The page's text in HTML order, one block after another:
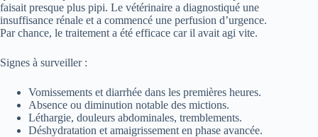
faisait presque plus pipi. Le vétérinaire a diagnostiqué une
insuffisance rénale et a commencé une perfusion d’urgence.
Par chance, le traitement a été efficace car il avait agi vite.
Signes à surveiller :
Vomissements et diarrhée dans les premières heures.
Absence ou diminution notable des mictions.
Léthargie, douleurs abdominales, tremblements.
Déshydratation et amaigrissement en phase avancée.